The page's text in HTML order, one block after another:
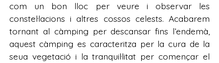
com un bon lloc per veure i observar les
constel·lacions i altres cossos celests. Acabarem
tornant al càmping per descansar fins l’endemà,
aquest càmping es caracteritza per la cura de la
seua vegetació i la tranquil·litat per començar el